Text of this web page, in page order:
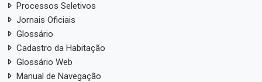
Processos Seletivos
Jornais Oficiais
Glossário
Cadastro da Habitação
Glossário Web
Manual de Navegação